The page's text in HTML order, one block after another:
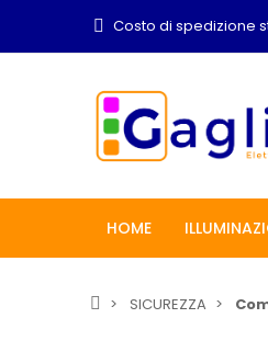
Costo di spedizione
HOME
SICUREZZA